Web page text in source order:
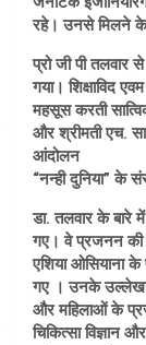
रहे। उनसे मिलने के
प्रो जी पी तलवार
गया। शिक्षाविद
महसूस करती
और श्रीमती एच.
आंदोलन
“नन्ही दुनिया” के
डा. तलवार के बारे
गए। वे प्रजनन की
एशिया ओसियाना के
गए । उनके
और महिलाओं के
चिकित्सा विज्ञान